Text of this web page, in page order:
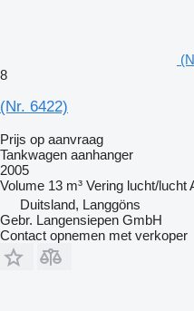
8
(Nr. 6422)
Prijs op aanvraag
Tankwagen aanhanger
2005
Volume 13 m³ Vering lucht/lucht
Duitsland, Langgöns
Gebr. Langensiepen GmbH
Contact opnemen met verkoper